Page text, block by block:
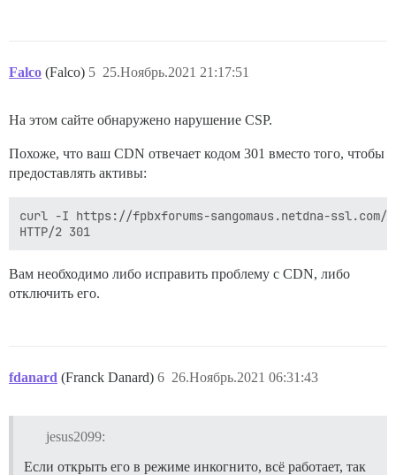
Falco (Falco) 25.Ноябрь.2021 21:17:51
5
На этом сайте обнаружено нарушение CSP.
Похоже, что ваш CDN отвечает кодом 301 вместо того, чтобы
предоставлять активы:
curl -I https://fpbxforums-sangomaus.netdna-ssl.com/
Вам необходимо либо исправить проблему с CDN, либо
отключить его.
fdanard (Franck Danard) 26.Ноябрь.2021 06:31:43
6
jesus2099:
Если открыть его в режиме инкогнито, всё работает, так